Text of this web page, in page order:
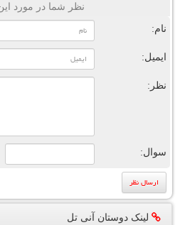
نظر شما در مورد
نام:
ایمیل:
نظر:
سوال:
لینک دوستان آنی تل